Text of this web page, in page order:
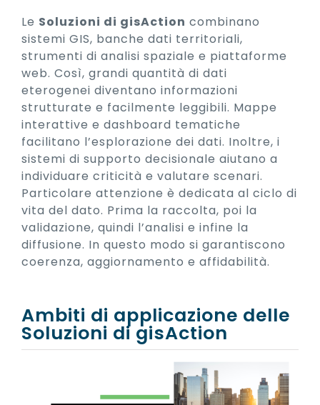
Le Soluzioni di gisAction combinano
sistemi GIS, banche dati territoriali,
strumenti di analisi spaziale e piattaforme
web. Così, grandi quantità di dati
eterogenei diventano informazioni
strutturate e facilmente leggibili. Mappe
interattive e dashboard tematiche
facilitano l’esplorazione dei dati. Inoltre, i
sistemi di supporto decisionale aiutano a
individuare criticità e valutare scenari.
Particolare attenzione è dedicata al ciclo di
vita del dato. Prima la raccolta, poi la
validazione, quindi l’analisi e infine la
diffusione. In questo modo si garantiscono
coerenza, aggiornamento e affidabilità.
Ambiti di applicazione delle
Soluzioni di gisAction